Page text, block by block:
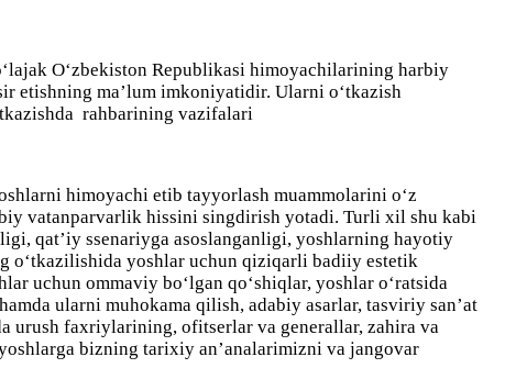
O‘zbekiston Republikasi himoyachilarining harbiy
etishning ma’lum imkoniyatidir. Ularni o‘tkazish
rahbarining vazifalari
himoyachi etib tayyorlash muammolarini o‘z
vatanparvarlik hissini singdirish yotadi. Turli xil shu kabi
qat’iy ssenariyga asoslanganligi, yoshlarning hayotiy
o‘tkazilishida yoshlar uchun qiziqarli badiiy estetik
uchun ommaviy bo‘lgan qo‘shiqlar, yoshlar o‘ratsida
ularni muhokama qilish, adabiy asarlar, tasviriy san’at
urush faxriylarining, ofitserlar va generallar, zahira va
bizning tarixiy an’analarimizni va jangovar